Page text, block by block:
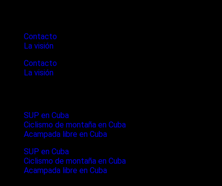
Contacto
La visión
Contacto
La visión
SUP en Cuba
Ciclismo de montaña en Cuba
Acampada libre en Cuba
SUP en Cuba
Ciclismo de montaña en Cuba
Acampada libre en Cuba